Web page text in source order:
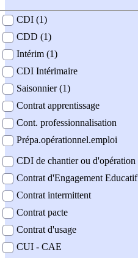
contrat
CDI (1)
CDD (1)
Intérim (1)
CDI Intérimaire
Saisonnier (1)
Contrat apprentissage
Cont. professionnalisation
Prépa.opérationnel.emploi
CDI de chantier ou d'opération
Contrat d'Engagement Educatif
Contrat intermittent
Contrat pacte
Contrat d'usage
CUI - CAE